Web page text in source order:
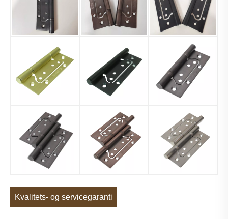
Kvalitets- og servicegaranti